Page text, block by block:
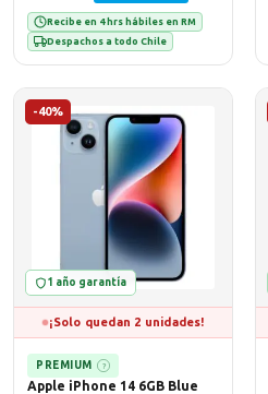
Recibe en 4 hrs hábiles en RM
Despachos a todo Chile
-40%
1 año garantía
¡Solo quedan 2 unidades!
PREMIUM ?
Apple iPhone 14 6GB Blue